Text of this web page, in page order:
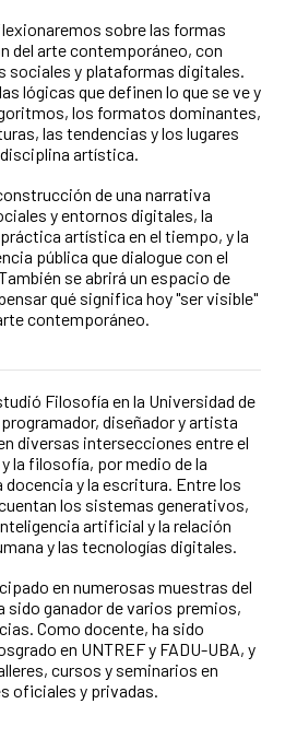
sobre las formas
del arte contemporáneo, con
sociales y plataformas digitales.
lógicas que definen lo que se ve y
los formatos dominantes,
las tendencias y los lugares
artística.
de una narrativa
y entornos digitales, la
artística en el tiempo, y la
pública que dialogue con el
se abrirá un espacio de
qué significa hoy "ser visible"
contemporáneo.
Filosofía en la Universidad de
diseñador y artista
diversas intersecciones entre el
la filosofía, por medio de la
docencia y la escritura. Entre los
los sistemas generativos,
artificial y la relación
y las tecnologías digitales.
en numerosas muestras del
sido ganador de varios premios,
Como docente, ha sido
en UNTREF y FADU-UBA, y
cursos y seminarios en
oficiales y privadas.